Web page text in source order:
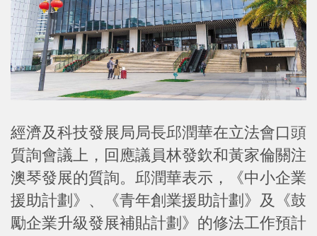
經濟及科技發展局局長邱潤華在立法會口頭
質詢會議上，回應議員林發欽和黃家倫關注
澳琴發展的質詢。邱潤華表示，《中小企業
援助計劃》、《青年創業援助計劃》及《鼓
勵企業升級發展補貼計劃》的修法工作預計